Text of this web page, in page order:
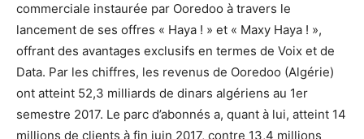
commerciale instaurée par Ooredoo à travers le
lancement de ses offres « Haya ! » et « Maxy Haya ! »,
offrant des avantages exclusifs en termes de Voix et de
Data. Par les chiffres, les revenus de Ooredoo (Algérie)
ont atteint 52,3 milliards de dinars algériens au 1er
semestre 2017. Le parc d’abonnés a, quant à lui, atteint 14
millions de clients à fin juin 2017, contre 13,4 millions